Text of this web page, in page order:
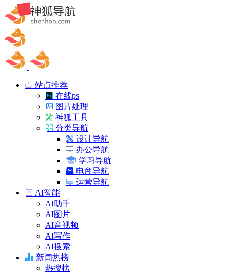
站点推荐
在线ps
图片处理
神狐工具
分类导航
设计导航
办公导航
学习导航
电商导航
运营导航
AI智能
AI助手
AI图片
AI音视频
AI写作
AI搜索
新闻热榜
热搜榜